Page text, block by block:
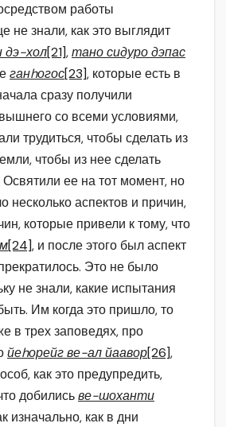
работы
не знали, как это выглядит
дэ-хол[21],тано сидуро дэпас
ганhогос[23], которые есть в
сразу получили
со всеми условиями,
трудиться, чтобы сделать из
чтобы из нее сделать
ее на тот момент, но
несколько аспектов и причин,
которые привели к тому, что
[24], и после этого был аспект
Это не было
не знали, какие испытания
Им когда это пришло, то
в трех заповедях, про
йеhорейг ве-ал йаавор[26],
как это предупредить,
добилисьве-шоханти
изначально, как в дни